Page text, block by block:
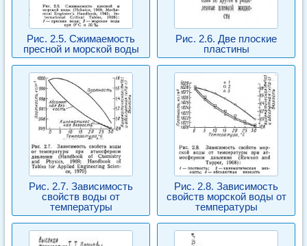
Рис. 2.5. Сжимаемость
пресной и морской воды
Рис. 2.6. Две плоские
пластины
Рис. 2.7. Зависимость
свойств воды от
температуры
Рис. 2.8. Зависимость
свойств морской воды от
температуры